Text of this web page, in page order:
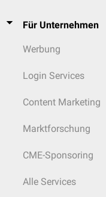
Für Unternehmen
Werbung
Login Services
Content Marketing
Marktforschung
CME-Sponsoring
Alle Services